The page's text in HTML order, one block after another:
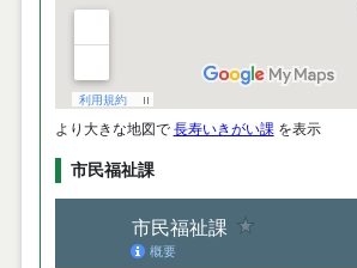
より大きな地図で 長寿いきがい課を表示
市民福祉課